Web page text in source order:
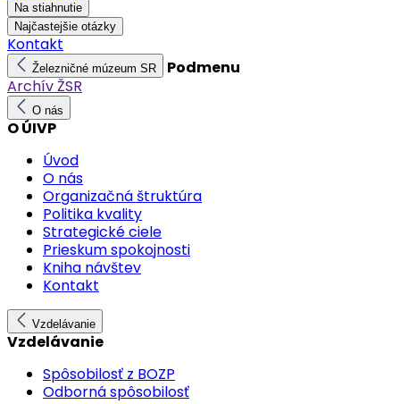
Na stiahnutie
Najčastejšie otázky
Kontakt
Železničné múzeum SR
Podmenu
Archív ŽSR
O nás
O ÚIVP
Úvod
O nás
Organizačná štruktúra
Politika kvality
Strategické ciele
Prieskum spokojnosti
Kniha návštev
Kontakt
Vzdelávanie
Vzdelávanie
Spôsobilosť z BOZP
Odborná spôsobilosť